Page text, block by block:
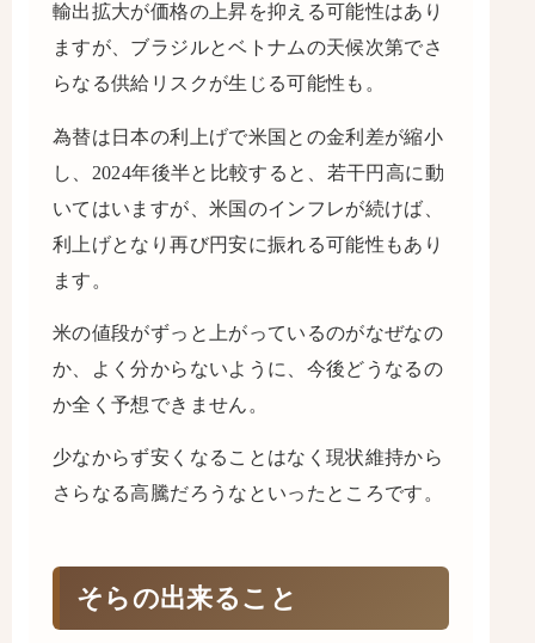
輸出拡大が価格の上昇を抑える可能性はあり
ますが、ブラジルとベトナムの天候次第でさ
らなる供給リスクが生じる可能性も。
為替は日本の利上げで米国との金利差が縮小
し、2024年後半と比較すると、若干円高に動
いてはいますが、米国のインフレが続けば、
利上げとなり再び円安に振れる可能性もあり
ます。
米の値段がずっと上がっているのがなぜなの
か、よく分からないように、今後どうなるの
か全く予想できません。
少なからず安くなることはなく現状維持から
さらなる高騰だろうなといったところです。
そらの出来ること